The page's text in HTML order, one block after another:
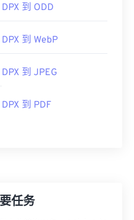
DPX 到 ODD
DPX 到 WebP
DPX 到 JPEG
DPX 到 PDF
任务